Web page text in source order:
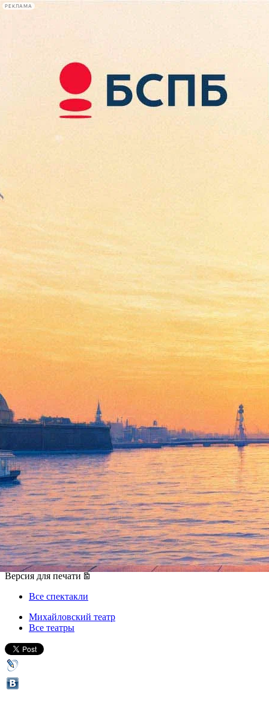
РЕКЛАМА
Сегодня:
2026.08.07
16:20
Афиша Plus
Детский день в
Михайловском: балет
«Чиполлино»
06 октября 2013, воскресенье
Версия для печати
Все спектакли
Михайловский театр
Все театры